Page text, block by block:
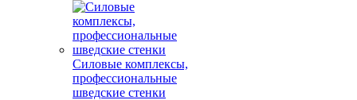
Силовые комплексы,
профессиональные
шведские стенки